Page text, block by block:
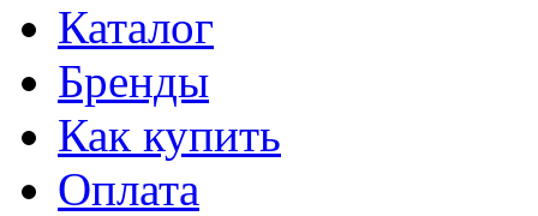
Каталог
Бренды
Как купить
Оплата